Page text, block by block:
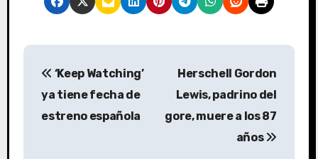
N
‘Keep Watching’
ya tiene fecha de
estreno española
Herschell Gordon
Lewis, padrino del
gore, muere a los 87
años